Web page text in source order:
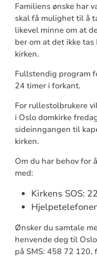
Familiens ønske har
skal få mulighet til å
likevel minne om at
ber om at det ikke
kirken.
Fullstendig program
24 timer i forkant.
For rullestolbrukere
i Oslo domkirke
sideinngangen til
kirken.
Om du har behov for
med:
Kirkens SOS:
Ønsker du samtale
henvende deg til
på SMS: 458 72 120,